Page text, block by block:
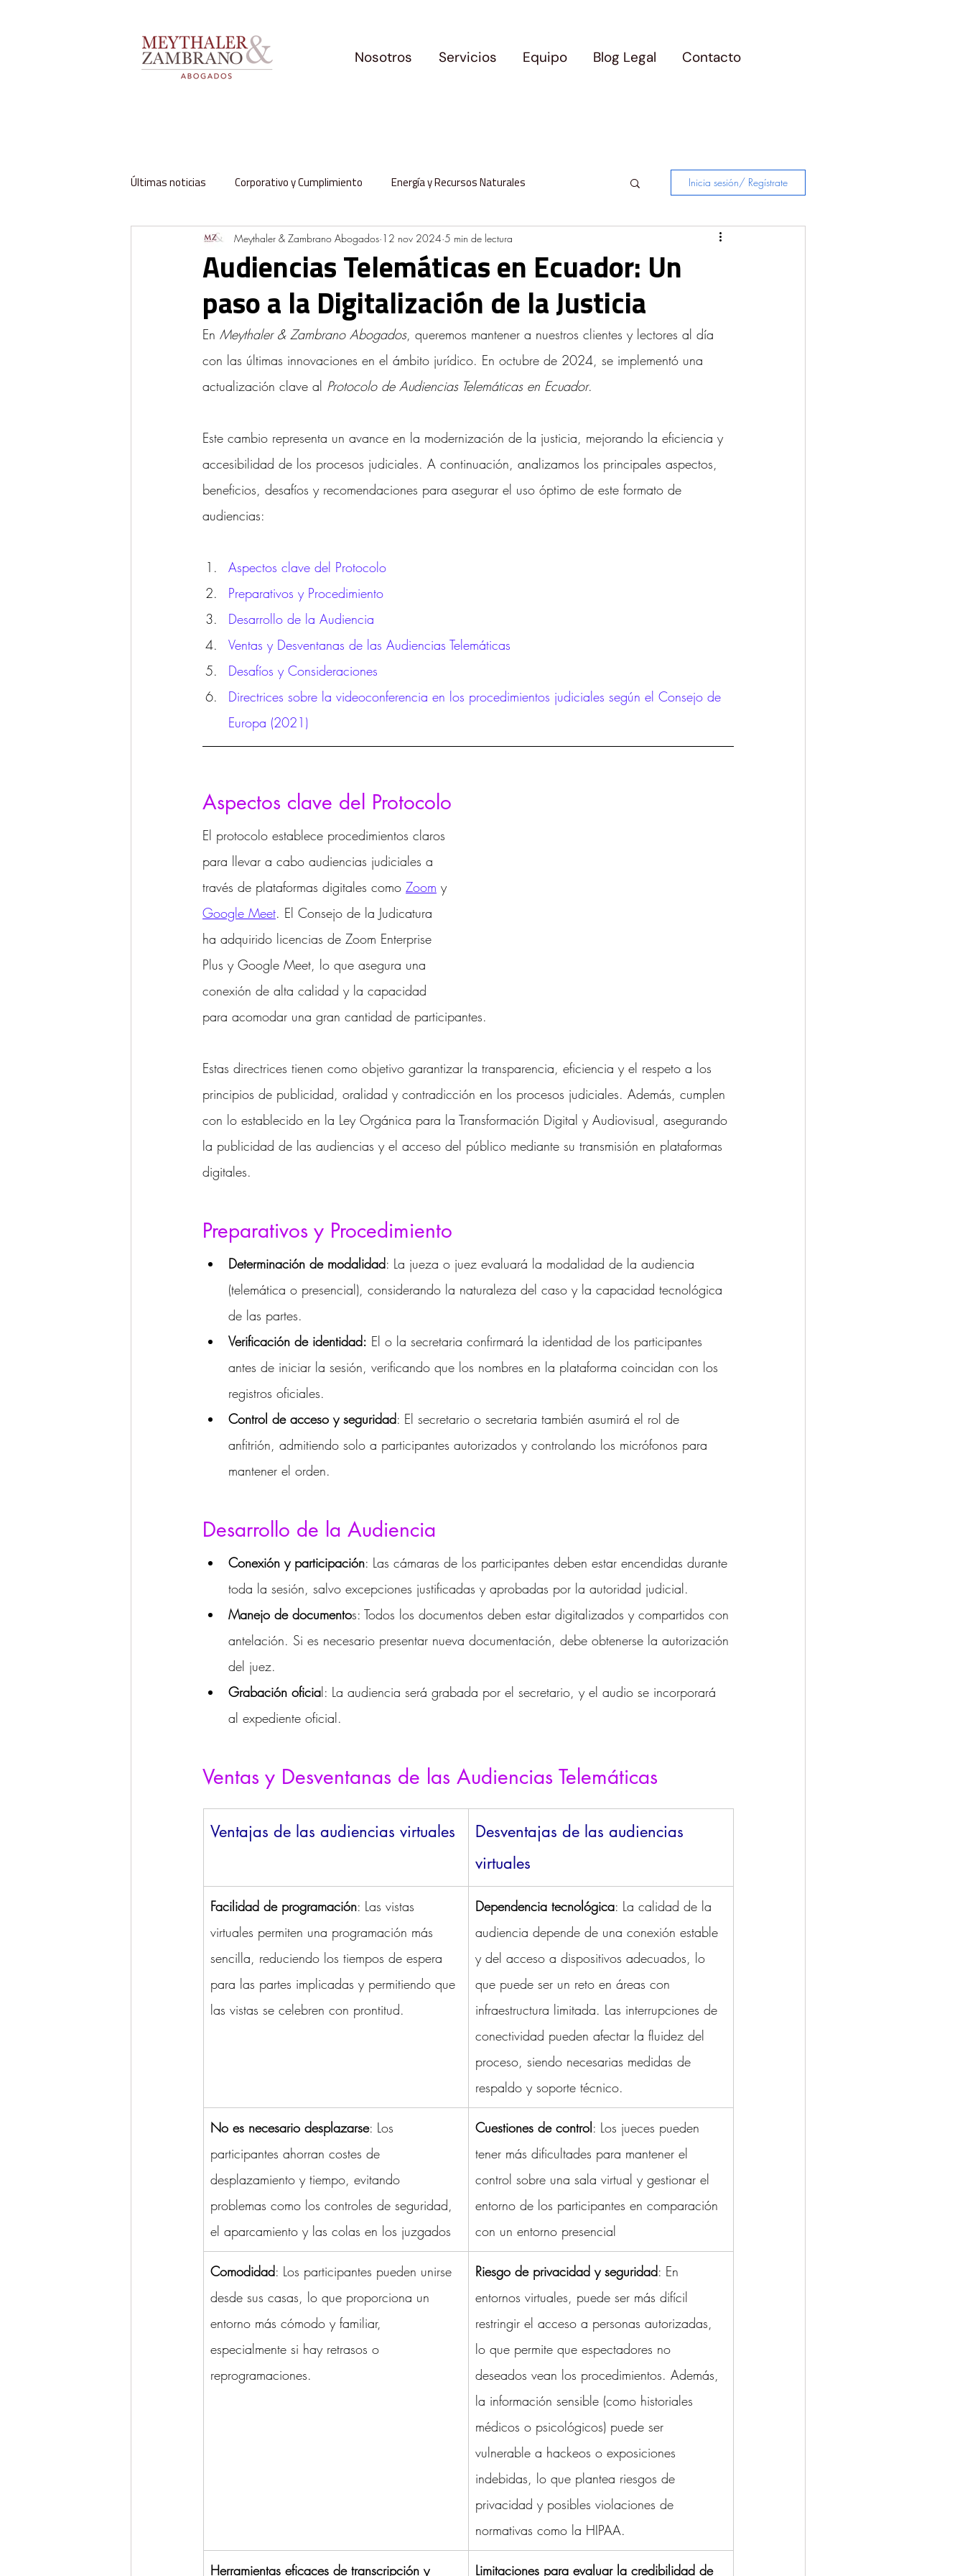
Nosotros Servicios Equipo Blog Legal Contacto
Últimas noticias Corporativo y Cumplimiento Energía y Recursos Naturales
Impuestos y Aduanas Laboral Protección de Datos Personales
Regulación y Sector Público Familia y Movilidad Logros y Precedentes
Ponencias y Análisis Propiedad Intelectual y Mercado
Inicia sesión/ Regístrate
Audiencias Telemáticas en Ecuador: Un
paso a la Digitalización de la Justicia
Meythaler & Zambrano Abogados 12 nov 2024 5 min de lectura
En Meythaler & Zambrano Abogados, queremos mantener a nuestros clientes y lectores al día
con las últimas innovaciones en el ámbito jurídico. En octubre de 2024, se implementó una
actualización clave al Protocolo de Audiencias Telemáticas en Ecuador.
Este cambio representa un avance en la modernización de la justicia, mejorando la eficiencia y
accesibilidad de los procesos judiciales. A continuación, analizamos los principales aspectos,
beneficios, desafíos y recomendaciones para asegurar el uso óptimo de este formato de
audiencias:
Aspectos clave del Protocolo
Preparativos y Procedimiento
Desarrollo de la Audiencia
Ventas y Desventanas de las Audiencias Telemáticas
Desafíos y Consideraciones
Directrices sobre la videoconferencia en los procedimientos judiciales según el Consejo de
Europa (2021)
Aspectos clave del Protocolo
El protocolo establece procedimientos claros
para llevar a cabo audiencias judiciales a
través de plataformas digitales como Zoom y
Google Meet. El Consejo de la Judicatura
ha adquirido licencias de Zoom Enterprise
Plus y Google Meet, lo que asegura una
conexión de alta calidad y la capacidad
para acomodar una gran cantidad de participantes.
Estas directrices tienen como objetivo garantizar la transparencia, eficiencia y el respeto a los
principios de publicidad, oralidad y contradicción en los procesos judiciales. Además, cumplen
con lo establecido en la Ley Orgánica para la Transformación Digital y Audiovisual, asegurando
la publicidad de las audiencias y el acceso del público mediante su transmisión en plataformas
digitales.
Preparativos y Procedimiento
Determinación de modalidad: La jueza o juez evaluará la modalidad de la audiencia
(telemática o presencial), considerando la naturaleza del caso y la capacidad tecnológica
de las partes.
Verificación de identidad: El o la secretaria confirmará la identidad de los participantes
antes de iniciar la sesión, verificando que los nombres en la plataforma coincidan con los
registros oficiales.
Control de acceso y seguridad: El secretario o secretaria también asumirá el rol de
anfitrión, admitiendo solo a participantes autorizados y controlando los micrófonos para
mantener el orden.
Desarrollo de la Audiencia
Conexión y participación: Las cámaras de los participantes deben estar encendidas durante
toda la sesión, salvo excepciones justificadas y aprobadas por la autoridad judicial.
Manejo de documentos: Todos los documentos deben estar digitalizados y compartidos con
antelación. Si es necesario presentar nueva documentación, debe obtenerse la autorización
del juez.
Grabación oficial: La audiencia será grabada por el secretario, y el audio se incorporará
al expediente oficial.
Ventas y Desventanas de las Audiencias Telemáticas
Ventajas de las audiencias virtuales
Desventajas de las audiencias
virtuales
Facilidad de programación: Las vistas
virtuales permiten una programación más
sencilla, reduciendo los tiempos de espera
para las partes implicadas y permitiendo que
las vistas se celebren con prontitud.
Dependencia tecnológica: La calidad de la
audiencia depende de una conexión estable
y del acceso a dispositivos adecuados, lo
que puede ser un reto en áreas con
infraestructura limitada. Las interrupciones de
conectividad pueden afectar la fluidez del
proceso, siendo necesarias medidas de
respaldo y soporte técnico.
No es necesario desplazarse: Los
participantes ahorran costes de
desplazamiento y tiempo, evitando
problemas como los controles de seguridad,
el aparcamiento y las colas en los juzgados
Cuestiones de control: Los jueces pueden
tener más dificultades para mantener el
control sobre una sala virtual y gestionar el
entorno de los participantes en comparación
con un entorno presencial
Comodidad: Los participantes pueden unirse
desde sus casas, lo que proporciona un
entorno más cómodo y familiar,
especialmente si hay retrasos o
reprogramaciones.
Riesgo de privacidad y seguridad: En
entornos virtuales, puede ser más difícil
restringir el acceso a personas autorizadas,
lo que permite que espectadores no
deseados vean los procedimientos. Además,
la información sensible (como historiales
médicos o psicológicos) puede ser
vulnerable a hackeos o exposiciones
indebidas, lo que plantea riesgos de
privacidad y posibles violaciones de
normativas como la HIPAA.
Herramientas eficaces de transcripción y Limitaciones para evaluar la credibilidad de